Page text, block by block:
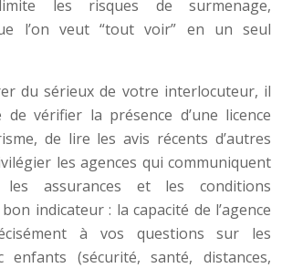
les risques de surmenage,
l’on veut “tout voir” en un seul
du sérieux de votre interlocuteur, il
de vérifier la présence d’une licence
de lire les avis récents d’autres
les agences qui communiquent
les assurances et les conditions
indicateur : la capacité de l’agence
à vos questions sur les
enfants (sécurité, santé, distances,